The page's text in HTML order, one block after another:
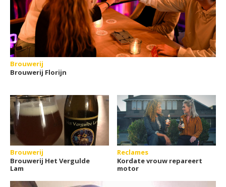
Brouwerij
Brouwerij Florijn
Brouwerij
Brouwerij Het Vergulde
Lam
Reclames
Kordate vrouw repareert
motor